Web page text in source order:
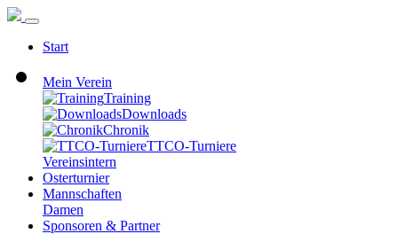
Start
Mein Verein
Training
Downloads
Chronik
TTCO-Turniere
Vereinsintern
Osterturnier
Mannschaften
Damen
Sponsoren & Partner